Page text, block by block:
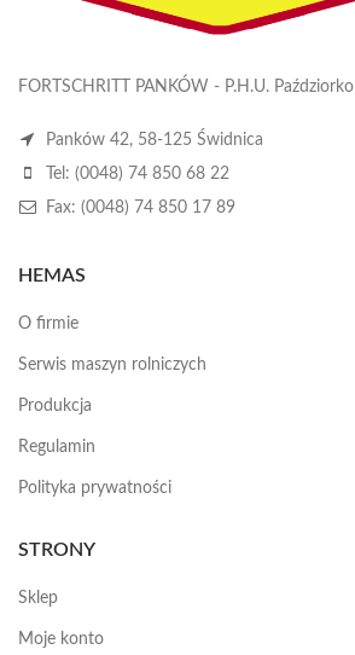
FORTSCHRITT PANKÓW - P.H.U. Paździorko
Panków 42, 58-125 Świdnica
Tel: (0048) 74 850 68 22
Fax: (0048) 74 850 17 89
HEMAS
O firmie
Serwis maszyn rolniczych
Produkcja
Regulamin
Polityka prywatności
STRONY
Sklep
Moje konto